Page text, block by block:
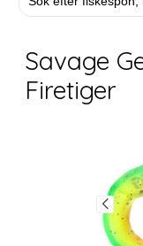
Savage
Firetiger